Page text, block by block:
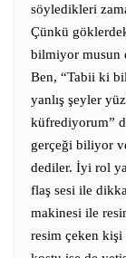
söyledikleri
Çünkü
bilmiyor musun
Ben, “Tabii ki
yanlış şeyler
küfrediyorum”
gerçeği biliyor
dediler. İyi rol
flaş sesi ile
makinesi ile
resim çeken kişi